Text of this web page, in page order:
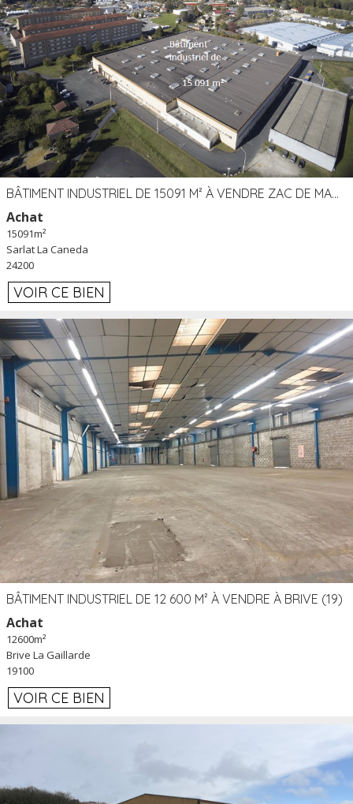
BÂTIMENT INDUSTRIEL DE 15091 M² À VENDRE ZAC DE MADRAZÈS À SARLAT (24)
Achat
15091m²
Sarlat La Caneda
24200
VOIR CE BIEN
BÂTIMENT INDUSTRIEL DE 12 600 M² À VENDRE À BRIVE (19)
Achat
12600m²
Brive La Gaillarde
19100
VOIR CE BIEN